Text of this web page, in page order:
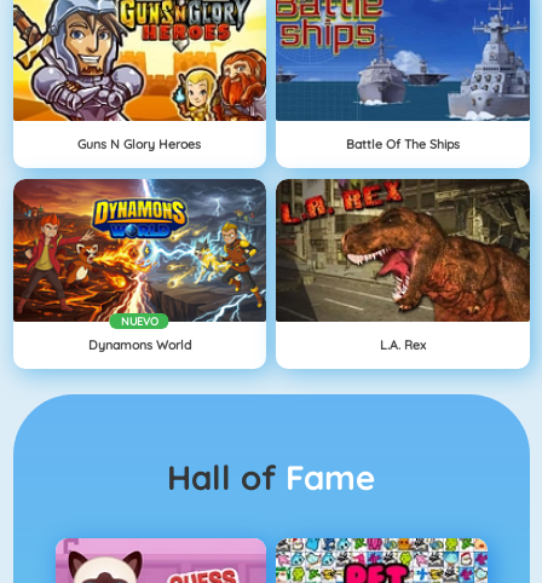
Guns N Glory Heroes Battle Of The Ships
NUEVO
Dynamons World L.A. Rex
Hall of Fame